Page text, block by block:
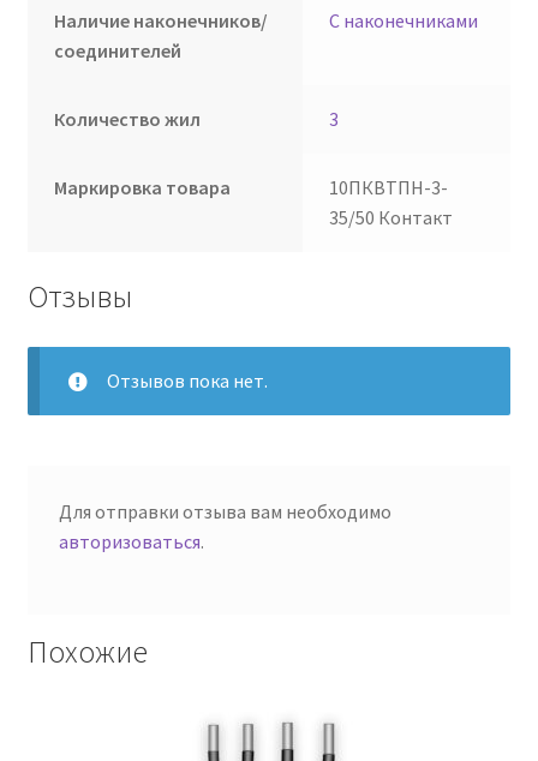
Наличие наконечников/
соединителей
С наконечниками
Количество жил 3
Маркировка товара
10ПКВТПН-3-
35/50 Контакт
Отзывы
Отзывов пока нет.
Для отправки отзыва вам необходимо
авторизоваться.
Похожие